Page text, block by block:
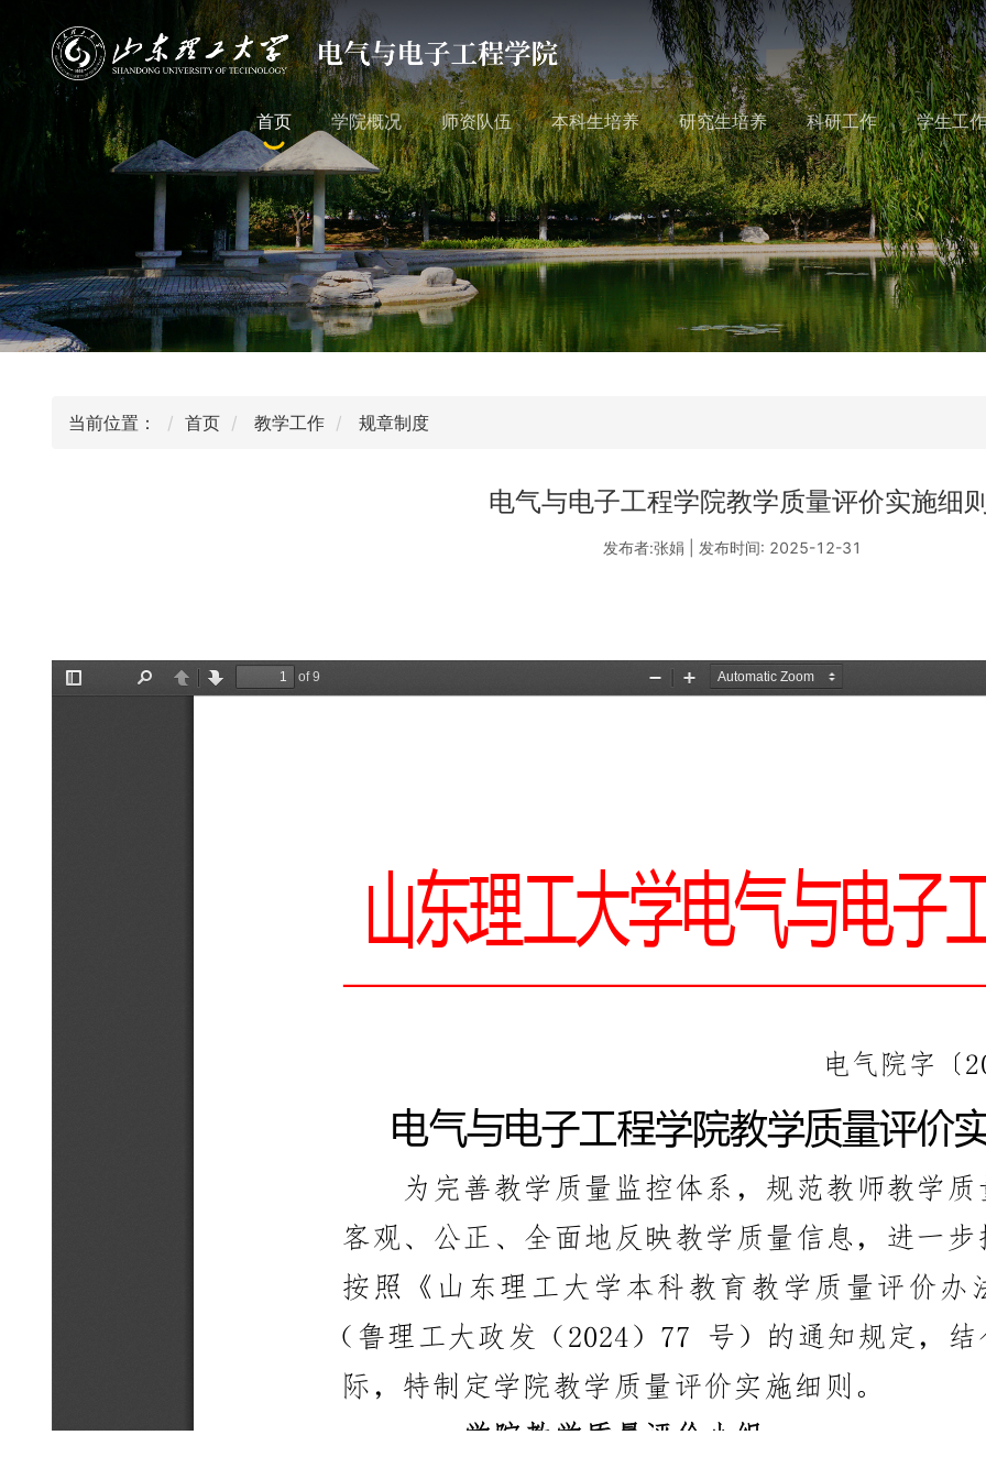
首页 学院概况 师资队伍 本科生培养 研究生培养 科研工作 学生工作
当前位置： 首页 教学工作 规章制度
电气与电子工程学院教学质量评价实施细
发布者:张娟 | 发布时间: 2025-12-31